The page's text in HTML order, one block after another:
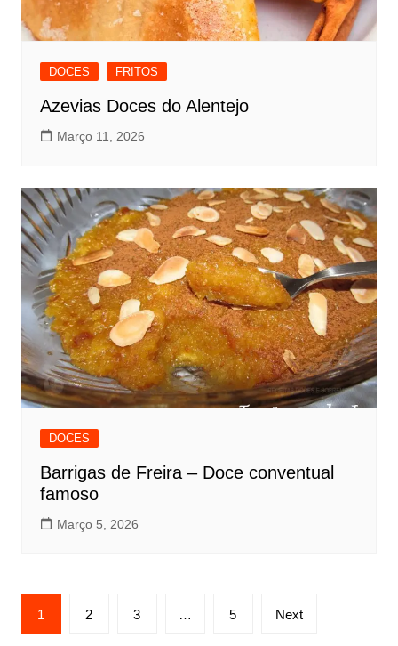
DOCES FRITOS
Azevias Doces do Alentejo
Março 11, 2026
DOCES
Barrigas de Freira – Doce conventual
famoso
Março 5, 2026
Paginação
dos
1 2 3 … 5 Next